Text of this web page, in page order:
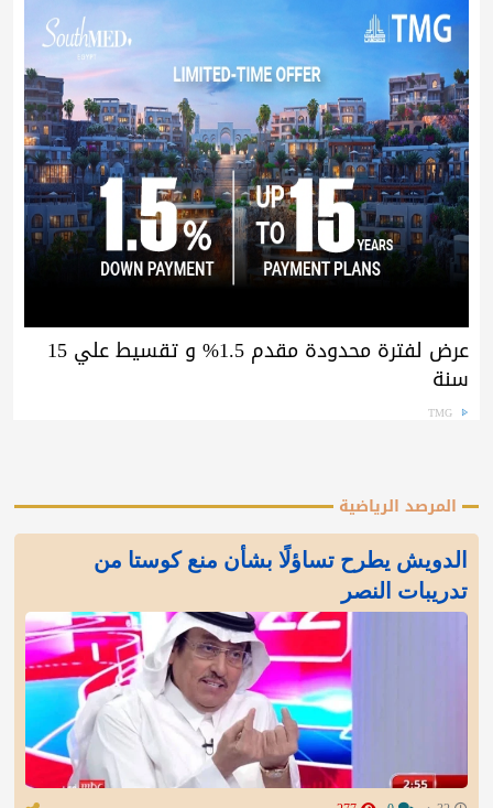
عرض لفترة محدودة مقدم 1.5% و تقسيط علي 15
سنة
TMG
المرصد الرياضية
الدويش يطرح تساؤلًا بشأن منع كوستا من
تدريبات النصر